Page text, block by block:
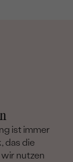
ist immer
das die
nutzen